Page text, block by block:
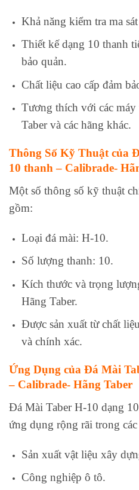
Khả năng kiểm tra ma
Thiết kế dạng 10 thanh
bảo quản.
Chất liệu cao cấp đảm
Tương thích với các
Taber và các hãng khác.
Thông Số Kỹ Thuật của
10 thanh – Calibrade-
Một số thông số kỹ thuật
gồm:
Loại đá mài: H-10.
Số lượng thanh: 10.
Kích thước và trọng
Hãng Taber.
Được sản xuất từ chất
và chính xác.
Ứng Dụng của Đá Mài
– Calibrade- Hãng Taber
Đá Mài Taber H-10 dạng
ứng dụng rộng rãi trong
Sản xuất vật liệu xây
Công nghiệp ô tô.